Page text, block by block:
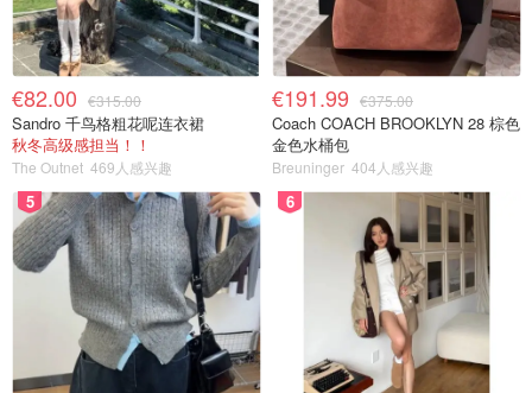
€82.00 €315.00
Sandro 千鸟格粗花呢连衣裙
秋冬高级感担当！！
The Outnet 469人感兴趣
€191.99 €375.00
Coach COACH BROOKLYN 28 棕色
金色水桶包
Breuninger 404人感兴趣
5 6